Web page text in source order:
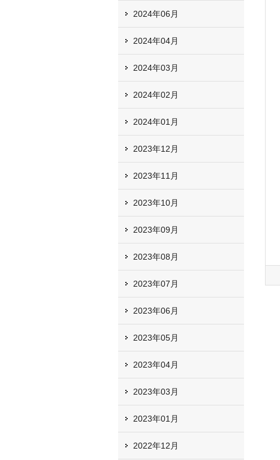
2024年06月
2024年04月
2024年03月
2024年02月
2024年01月
2023年12月
2023年11月
2023年10月
2023年09月
2023年08月
2023年07月
2023年06月
2023年05月
2023年04月
2023年03月
2023年01月
2022年12月